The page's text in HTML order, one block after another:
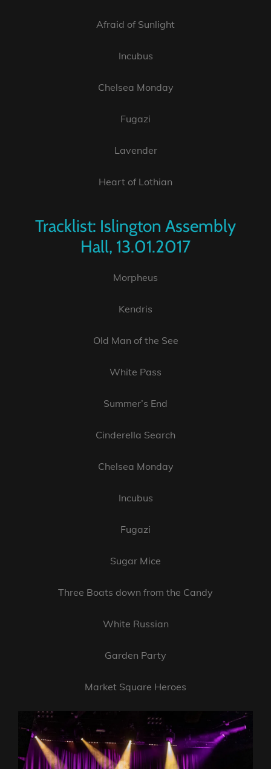
Afraid of Sunlight
Incubus
Chelsea Monday
Fugazi
Lavender
Heart of Lothian
Tracklist: Islington Assembly
Hall, 13.01.2017
Morpheus
Kendris
Old Man of the See
White Pass
Summer’s End
Cinderella Search
Chelsea Monday
Incubus
Fugazi
Sugar Mice
Three Boats down from the Candy
White Russian
Garden Party
Market Square Heroes